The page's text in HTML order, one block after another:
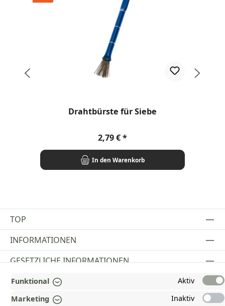
Drahtbürste für Siebe
Regulärer Preis:
2,79 €
In den Warenkorb
TOP
INFORMATIONEN
GESETZLICHE INFORMATIONEN
ZAHLUNGS- UND VERSANDARTEN
AUSGEZEICHNET UND ZERTIFIZIERT!
Funktional
Aktiv
Marketing
Inaktiv